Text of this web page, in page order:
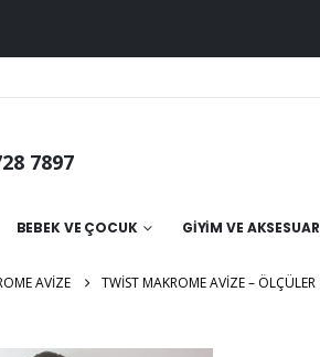
7897
BEBEK VE ÇOCUK GIYIM VE AKSESUAR
AVIZE TWIST MAKROME AVIZE – ÖLÇÜLER